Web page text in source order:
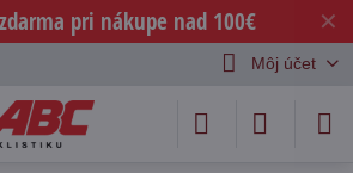
✕
pri nákupe nad 100€
Môj účet